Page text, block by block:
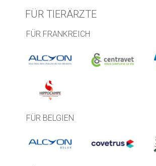
FÜR TIERÄRZTE
FÜR FRANKREICH
FÜR BELGIEN